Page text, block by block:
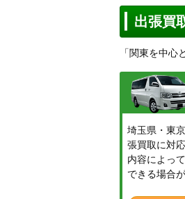
出張買
「関東を中
埼玉県・東
張買取に対
内容によっ
できる場合